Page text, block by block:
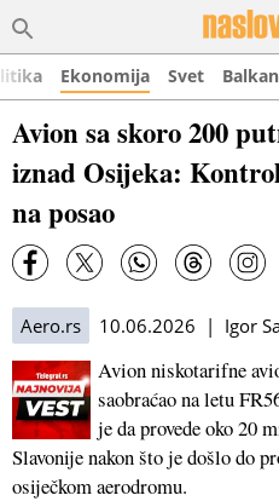
Ekonomija Svet Balkan
Avion sa skoro 200
iznad Osijeka:
na posao
Aero.rs 10.06.2026 | Igor
Avion niskotarifne
saobraćao na letu
je da provede oko 20
Slavonije nakon što je došlo do
osiječkom aerodromu.